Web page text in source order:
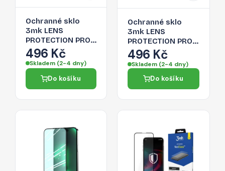
Ochranné sklo
3mk LENS
PROTECTION PRO
pro iPhone 14 Plus
- stříbrná
496 Kč
Skladem (2-4 dny)
Do košíku
Ochranné sklo
3mk LENS
PROTECTION PRO
pro iPhone 14 Plus
- šedá
496 Kč
Skladem (2-4 dny)
Do košíku